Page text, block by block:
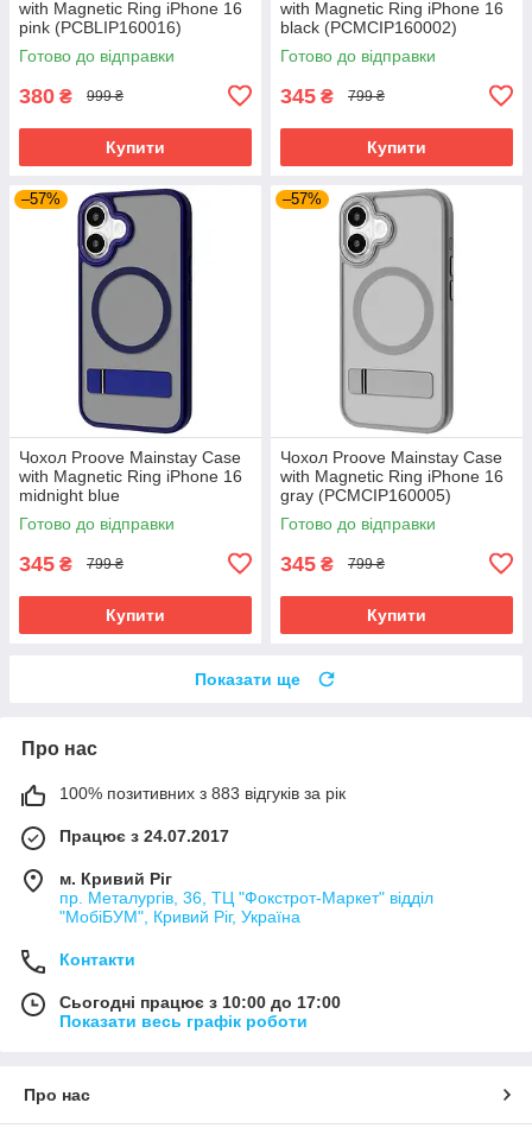
with Magnetic Ring iPhone 16
pink (PCBLIP160016)
Готово до відправки
380 ₴ 999 ₴
Купити
with Magnetic Ring iPhone 16
black (PCMCIP160002)
Готово до відправки
345 ₴ 799 ₴
Купити
–57%
Чохол Proove Mainstay Case
with Magnetic Ring iPhone 16
midnight blue
(PCMCIP160008)
Готово до відправки
345 ₴ 799 ₴
Купити
–57%
Чохол Proove Mainstay Case
with Magnetic Ring iPhone 16
gray (PCMCIP160005)
Готово до відправки
345 ₴ 799 ₴
Купити
Показати ще
Про нас
100% позитивних з 883 відгуків за рік
Працює з 24.07.2017
м. Кривий Ріг
пр. Металургів, 36, ТЦ "Фокстрот-Маркет" відділ
"МобіБУМ", Кривий Ріг, Україна
Контакти
Сьогодні працює з 10:00 до 17:00
Показати весь графік роботи
Про нас